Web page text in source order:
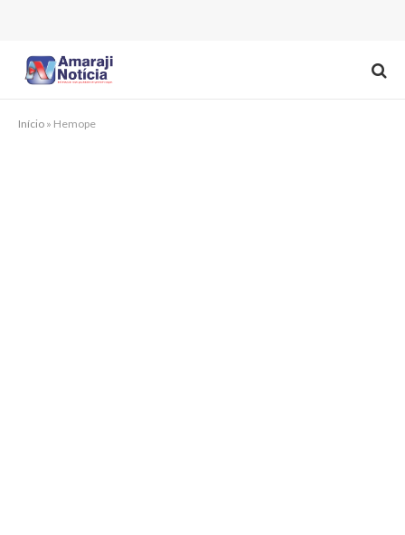
Início » Hemope